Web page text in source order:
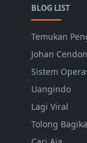
BLOG LIST
Temukan
Johan
Sistem
Uangindo
Lagi Viral
Tolong